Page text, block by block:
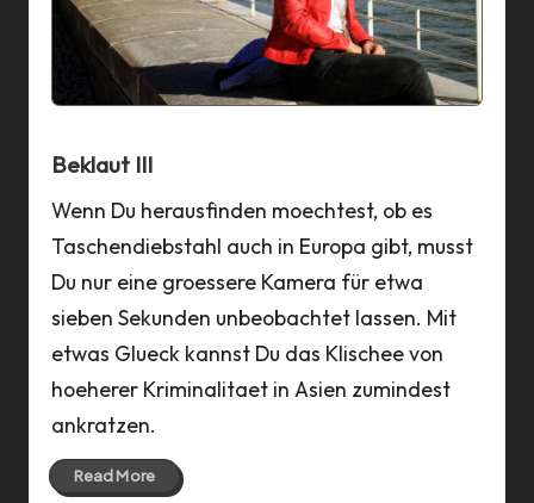
n
n
Beklaut III
Wenn Du herausfinden moechtest, ob es
Taschendiebstahl auch in Europa gibt, musst
Du nur eine groessere Kamera für etwa
sieben Sekunden unbeobachtet lassen. Mit
etwas Glueck kannst Du das Klischee von
hoeherer Kriminalitaet in Asien zumindest
ankratzen.
Read More